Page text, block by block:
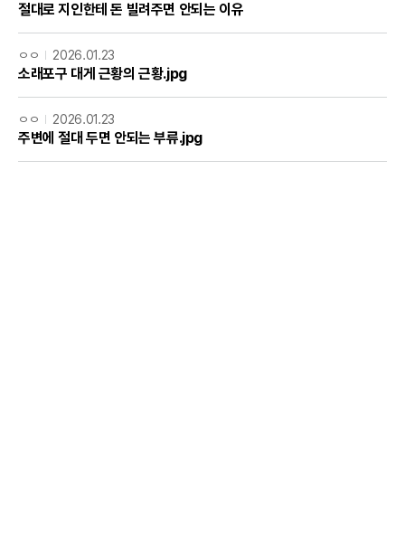
절대로 지인한테 돈 빌려주면 안되는 이유
ㅇㅇ 2026.01.23
소래포구 대게 근황의 근황.jpg
ㅇㅇ 2026.01.23
주변에 절대 두면 안되는 부류.jpg